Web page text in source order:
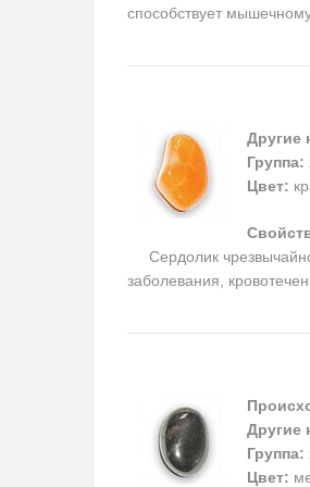
способствует
Другие
Группа:
Цвет:
Сердолик чрезвычайно
заболевания,
Другие
Группа:
Цвет: